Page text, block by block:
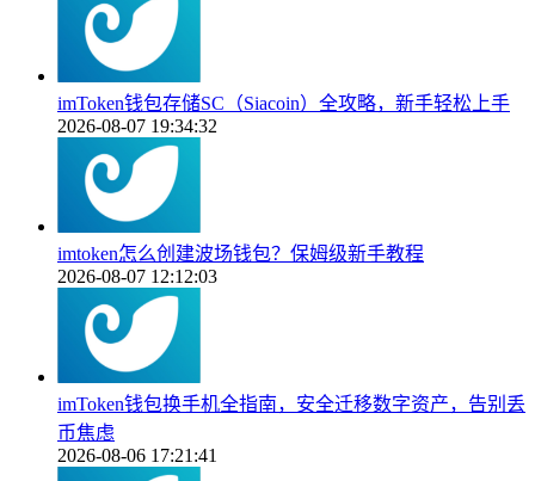
imToken钱包存储SC（Siacoin）全攻略，新手轻松上手
2026-08-07 19:34:32
imtoken怎么创建波场钱包？保姆级新手教程
2026-08-07 12:12:03
imToken钱包换手机全指南，安全迁移数字资产，告别丢
币焦虑
2026-08-06 17:21:41